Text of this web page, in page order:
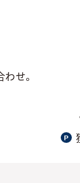
せ。